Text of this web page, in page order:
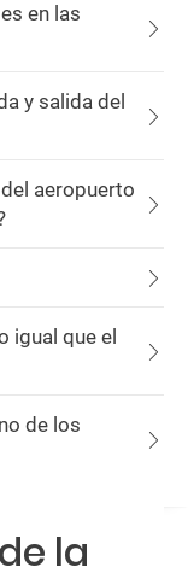
en las
y salida del
aeropuerto
igual que el
de los
la